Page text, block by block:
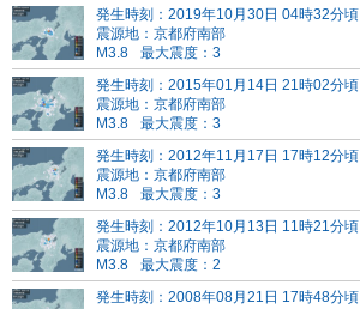
発生時刻：2019年10月30日 04時32分頃
震源地：京都府南部
M3.8
最大震度：3
発生時刻：2015年01月14日 21時02分頃
震源地：京都府南部
M3.8
最大震度：3
発生時刻：2012年11月17日 17時12分頃
震源地：京都府南部
M3.8
最大震度：3
発生時刻：2012年10月13日 11時21分頃
震源地：京都府南部
M3.8
最大震度：2
発生時刻：2008年08月21日 17時48分頃